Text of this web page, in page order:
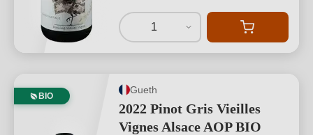
1
BIO
Gueth
2022 Pinot Gris Vieilles
Vignes Alsace AOP BIO